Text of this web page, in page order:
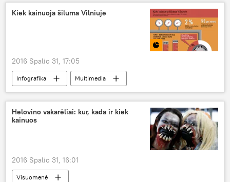
Kiek kainuoja šiluma Vilniuje
2016 Spalio 31, 17:05
Infografika Multimedia
Helovino vakarėliai: kur, kada ir kiek
kainuos
2016 Spalio 31, 16:01
Visuomenė